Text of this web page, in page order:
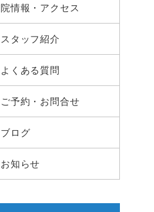
院情報・アクセス
スタッフ紹介
よくある質問
ご予約・お問合せ
ブログ
お知らせ